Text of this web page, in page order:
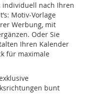
individuell nach Ihren
Motiv-Vorlage
Werbung, mit
Oder Sie
Ihren Kalender
für maximale
bunt